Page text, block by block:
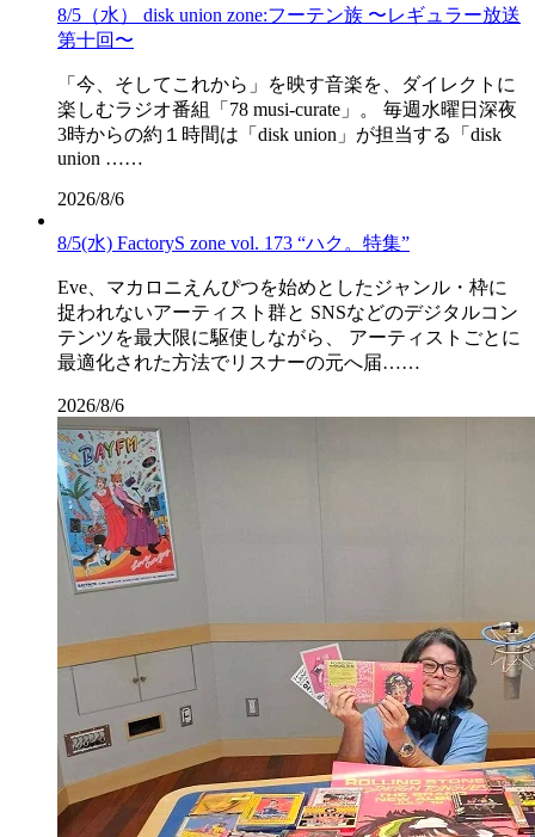
8/5（水） disk union zone:フーテン族 〜レギュラー放送
第十回〜
「今、そしてこれから」を映す音楽を、ダイレクトに
楽しむラジオ番組「78 musi-curate」。 毎週水曜日深夜
3時からの約１時間は「disk union」が担当する「disk
union ……
2026/8/6
8/5(水) FactoryS zone vol. 173 “ハク。特集”
Eve、マカロニえんぴつを始めとしたジャンル・枠に
捉われないアーティスト群と SNSなどのデジタルコン
テンツを最大限に駆使しながら、 アーティストごとに
最適化された方法でリスナーの元へ届……
2026/8/6